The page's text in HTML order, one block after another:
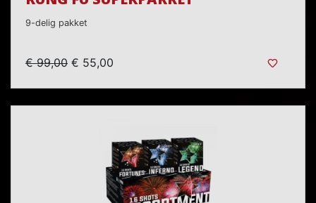
9-delig pakket
€ 99,00 € 55,00